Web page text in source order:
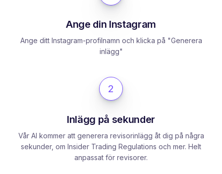
Ange din Instagram
Ange ditt Instagram-profilnamn och klicka på "Generera
inlägg"
2
Inlägg på sekunder
Vår AI kommer att generera revisorinlägg åt dig på några
sekunder, om Insider Trading Regulations och mer. Helt
anpassat för revisorer.